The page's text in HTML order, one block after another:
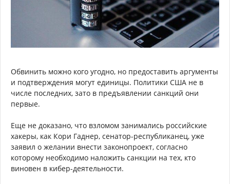
Обвинить можно кого угодно, но предоставить аргументы
и подтверждения могут единицы. Политики США не в
числе последних, зато в предъявлении санкций они
первые.
Еще не доказано, что взломом занимались российские
хакеры, как Кори Гаднер, сенатор-республиканец, уже
заявил о желании внести законопроект, согласно
которому необходимо наложить санкции на тех, кто
виновен в кибер-деятельности.